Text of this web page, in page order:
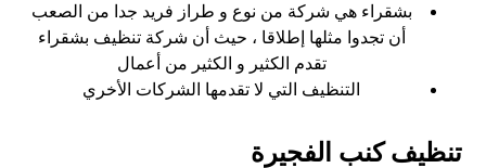
بشقراء هي شركة من نوع و طراز فريد جدا من الصعب
أن تجدوا مثلها إطلاقا ، حيث أن شركة تنظيف بشقراء
تقدم الكثير و الكثير من أعمال
التنظيف التي لا تقدمها الشركات الأخري
تنظيف كنب الفجيرة